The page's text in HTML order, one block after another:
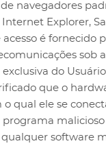
navegadores
Explorer,
acesso é fornecido
sob a
do
que o
qual ele se
malicioso
software